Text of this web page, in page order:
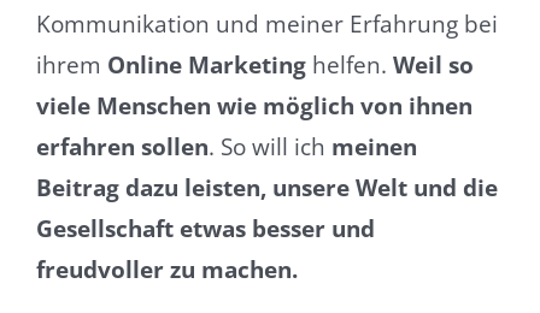
Kommunikation und meiner Erfahrung bei
ihrem Online Marketing helfen. Weil so
viele Menschen wie möglich von ihnen
erfahren sollen. So will ich meinen
Beitrag dazu leisten, unsere Welt und die
Gesellschaft etwas besser und
freudvoller zu machen.